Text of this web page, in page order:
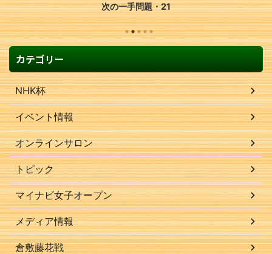
次の一手問題・30
カテゴリー
NHK杯
イベント情報
オンラインサロン
トピック
マイナビ女子オープン
メディア情報
倉敷藤花戦